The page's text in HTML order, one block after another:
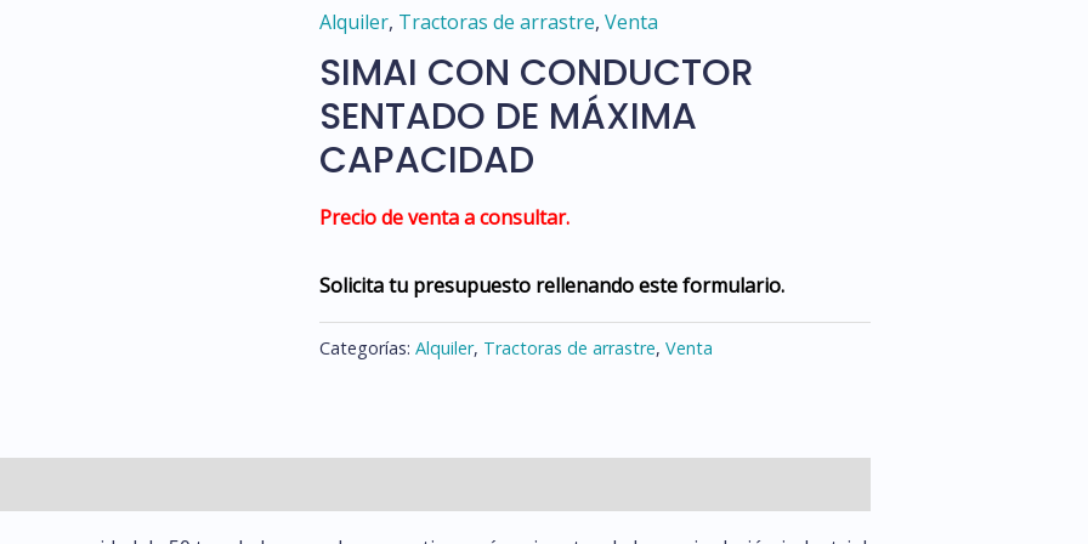
Alquiler, Tractoras de arrastre,Venta
SIMAI CON CONDUCTOR
SENTADO DE MÁXIMA
CAPACIDAD
Precio de venta a consultar.
Solicita tu presupuesto rellenando este formulario.
Categorías:Alquiler, Tractoras de arrastre,Venta